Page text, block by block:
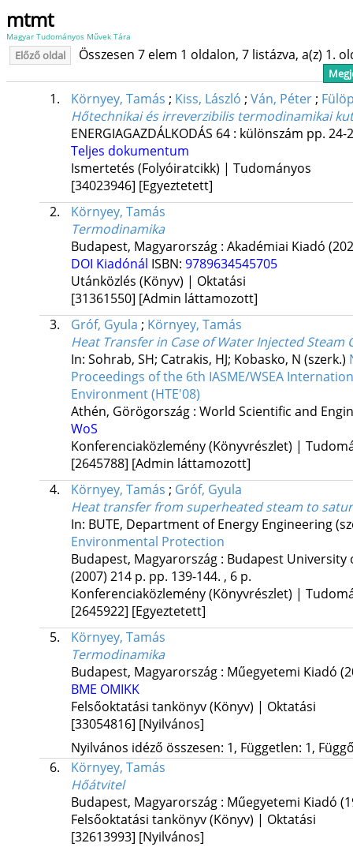
mtmt
Magyar Tudományos Művek Tára
Előző oldal Összesen 7 elem 1 oldalon, 7 listázva, a(z) 1.
1. Környey, Tamás ; Kiss, László ; Ván, Péter;
Hőtechnikai és irreverzibilis termodinamikai
ENERGIAGAZDÁLKODÁS 64: különszám pp. 24-
Teljes dokumentum
Ismertetés (Folyóiratcikk) | Tudományos
[34023946] [Egyeztetett]
2.
Környey, Tamás
Termodinamika
Budapest, Magyarország : Akadémiai Kiadó
DOI Kiadónál ISBN: 9789634545705
Utánközlés (Könyv) | Oktatási
[31361550] [Admin láttamozott]
3.
Gróf, Gyula ; Környey, Tamás
Heat Transfer in Case of Water Injected Steam
In: Sohrab, SH; Catrakis, HJ; Kobasko, N (szerk.)
Proceedings of the 6th IASME/WSEA
Environment (HTE'08)
Athén, Görögország : World Scientific and
WoS
Konferenciaközlemény (Könyvrészlet) |
[2645788] [Admin láttamozott]
4.
Környey, Tamás ; Gróf, Gyula
Heat transfer from superheated steam to
In: BUTE, Department of Energy Engineering
Environmental Protection
Budapest, Magyarország : Budapest University
(2007) 214 p. pp. 139-144. , 6 p.
Konferenciaközlemény (Könyvrészlet) |
[2645922] [Egyeztetett]
5.
Környey, Tamás
Termodinamika
Budapest, Magyarország : Műegyetemi Kiadó
BME OMIKK
Felsőoktatási tankönyv (Könyv) | Oktatási
[33054816] [Nyilvános]
Nyilvános idéző összesen: 1, Független: 1,
6.
Környey, Tamás
Hőátvitel
Budapest, Magyarország : Műegyetemi Kiadó
Felsőoktatási tankönyv (Könyv) | Oktatási
[32613993] [Nyilvános]